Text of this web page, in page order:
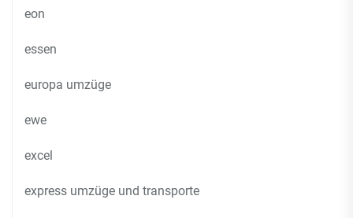
eon
essen
europa umzüge
ewe
excel
express umzüge und transporte